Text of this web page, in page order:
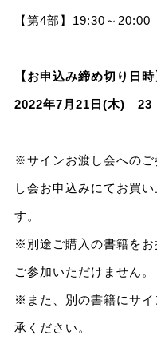
【第4部】19:30～20:00
【お申込み締め切り日時
2022年7月21日(木) 23
※サインお渡し会への
し会お申込みにてお買
す。
※別途ご購入の書籍をお
ご参加いただけません。
※また、別の書籍にサイ
承ください。